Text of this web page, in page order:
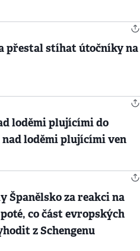
přestal stíhat útočníky na
loděmi plujícími do
loděmi plujícími ven
Španělsko za reakci na
co část evropských
z Schengenu